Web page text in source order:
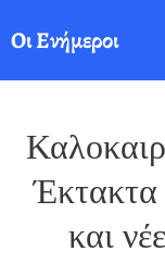
Οι Ενήμεροι
Έκτακτα
και